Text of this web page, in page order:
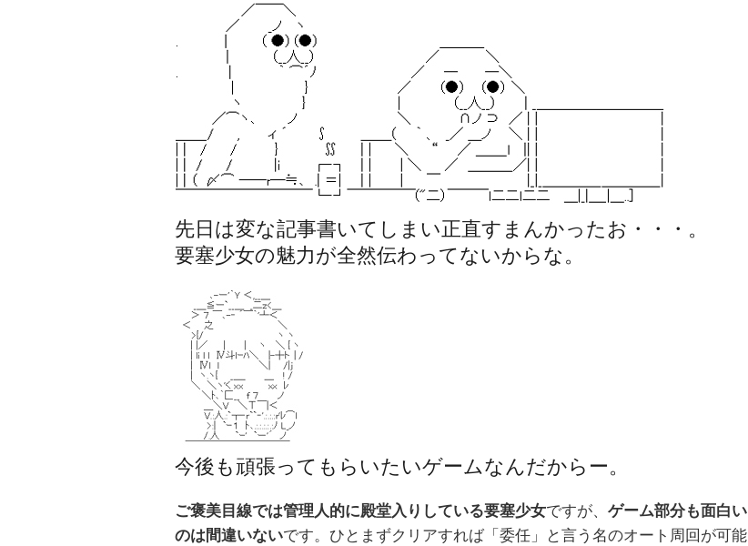
先日は変な記事書いてしまい正直すまんかったお・・・。
要塞少女の魅力が全然伝わってないからな。
今後も頑張ってもらいたいゲームなんだからー。
ご褒美目線では管理人的に殿堂入りしている要塞少女ですが、 ゲーム部分も面白い
のは間違いないです。ひとまずクリアすれば「委任」と言う名のオート周回が可能